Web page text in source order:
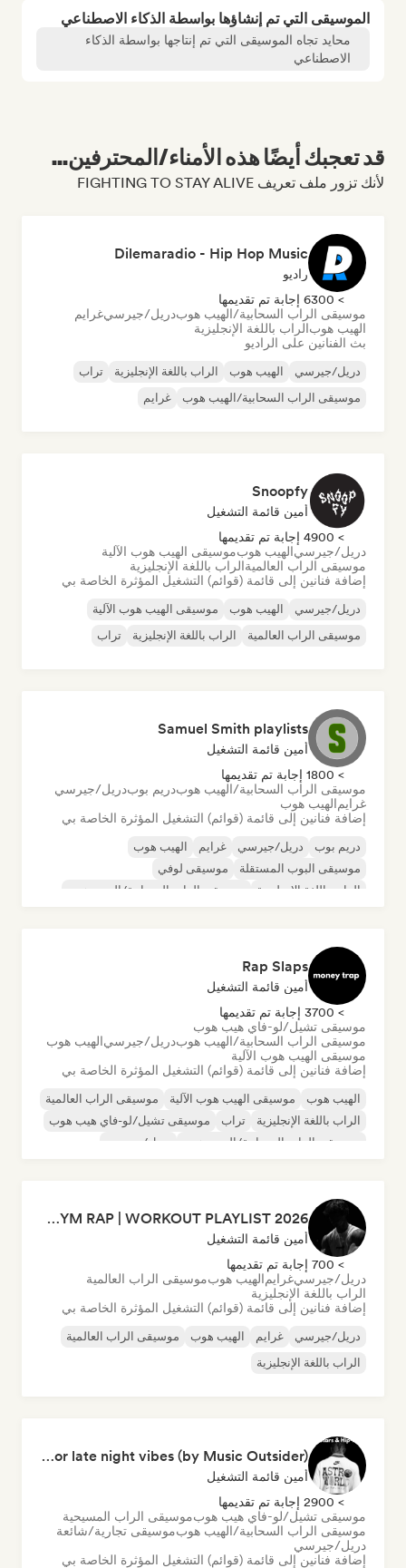
الموسيقى التي تم إنشاؤها بواسطة الذكاء الاصطناعي
محايد تجاه الموسيقى التي تم إنتاجها بواسطة الذكاء
الاصطناعي
قد تعجبك أيضًا هذه الأمناء/المحترفين...
لأنك تزور ملف تعريف FIGHTING TO STAY ALIVE
Dilemaradio - Hip Hop Music
راديو
> 6300 إجابة تم تقديمها
موسيقى الراب السحابية/الهيب هوبدريل/جيرسيغرايم
الهيب هوبالراب باللغة الإنجليزية
بث الفنانين على الراديو
دريل/جيرسي الهيب هوب الراب باللغة الإنجليزية
تراب
موسيقى الراب السحابية/الهيب هوب
غرايم
Snoopfy
أمين قائمة التشغيل
> 4900 إجابة تم تقديمها
دريل/جيرسيالهيب هوبموسيقى الهيب هوب الآلية
موسيقى الراب العالميةالراب باللغة الإنجليزية
إضافة فنانين إلى قائمة (قوائم) التشغيل المؤثرة الخاصة بي
دريل/جيرسي الهيب هوب
موسيقى الهيب هوب الآلية
موسيقى الراب العالمية
الراب باللغة الإنجليزية تراب
Samuel Smith playlists
أمين قائمة التشغيل
> 1800 إجابة تم تقديمها
موسيقى الراب السحابية/الهيب هوبدريم بوبدريل/جيرسي
غرايمالهيب هوب
إضافة فنانين إلى قائمة (قوائم) التشغيل المؤثرة الخاصة بي
دريم بوب دريل/جيرسي غرايم
الهيب هوب
موسيقى البوب المستقلة
موسيقى لوفي
الراب باللغة الإنجليزية
موسيقى الراب السحابية/الهيب هوب
Rap Slaps
أمين قائمة التشغيل
> 3700 إجابة تم تقديمها
موسيقى تشيل/لو-فاي هيب هوب
موسيقى الراب السحابية/الهيب هوبدريل/جيرسيالهيب هوب
موسيقى الهيب هوب الآلية
إضافة فنانين إلى قائمة (قوائم) التشغيل المؤثرة الخاصة بي
الهيب هوب موسيقى الهيب هوب الآلية
موسيقى الراب العالمية
الراب باللغة الإنجليزية
تراب
موسيقى تشيل/لو-فاي هيب هوب
موسيقى الراب السحابية/الهيب هوب
دريل/جيرسي
ULTIMATE GYM RAP | WORKOUT PLAYLIST 2026 🔥
أمين قائمة التشغيل
> 700 إجابة تم تقديمها
دريل/جيرسيغرايمالهيب هوبموسيقى الراب العالمية
الراب باللغة الإنجليزية
إضافة فنانين إلى قائمة (قوائم) التشغيل المؤثرة الخاصة بي
دريل/جيرسي غرايم الهيب هوب
موسيقى الراب العالمية
الراب باللغة الإنجليزية
RapStars - Hip-Hop for late night vibes (by Music Outsider)
أمين قائمة التشغيل
> 2900 إجابة تم تقديمها
موسيقى تشيل/لو-فاي هيب هوبموسيقى الراب المسيحية
موسيقى الراب السحابية/الهيب هوبموسيقى تجارية/شائعة
دريل/جيرسي
إضافة فنانين إلى قائمة (قوائم) التشغيل المؤثرة الخاصة بي